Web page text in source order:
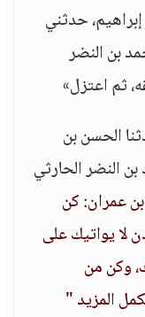
إبراهيم، حدثني
بن النضر
ثم اعتزل»
الحسن بن
النضر الحارثي
عمران: كن
لا يواتيك على
وكن من
المزيد "